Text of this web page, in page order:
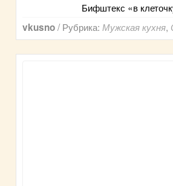
Бифштекс «в
vkusno/ Рубрика:Мужская кухня,